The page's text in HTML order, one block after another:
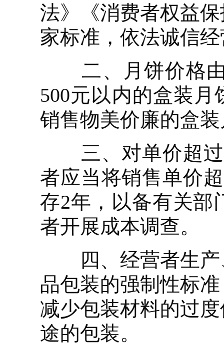
法》《消费者权益
家标准，依法诚信
二、月饼价格由
500元以内的盒装
销售物美价廉的盒
三、对单价超过
者应当将销售单价
存2年，以备有关部
者开展成本调查。
四、经营者生产
品包装的强制性标
减少包装材料的过
途的包装。